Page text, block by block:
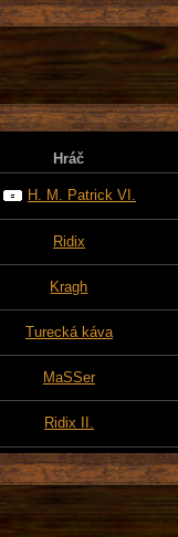
Hráč
H. M. Patrick VI.
Ridix
Kragh
Turecká káva
MaSSer
Ridix II.